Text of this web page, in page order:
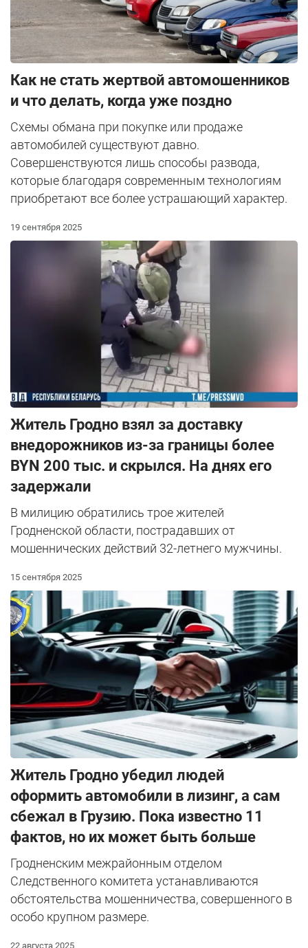
Как не стать жертвой автомошенников
и что делать, когда уже поздно
Схемы обмана при покупке или продаже
автомобилей существуют давно.
Совершенствуются лишь способы развода,
которые благодаря современным технологиям
приобретают все более устрашающий характер.
19 сентября 2025
Житель Гродно взял за доставку
внедорожников из-за границы более
BYN 200 тыс. и скрылся. На днях его
задержали
В милицию обратились трое жителей
Гродненской области, пострадавших от
мошеннических действий 32-летнего мужчины.
15 сентября 2025
Житель Гродно убедил людей
оформить автомобили в лизинг, а сам
сбежал в Грузию. Пока известно 11
фактов, но их может быть больше
Гродненским межрайонным отделом
Следственного комитета устанавливаются
обстоятельства мошенничества, совершенного в
особо крупном размере.
22 августа 2025